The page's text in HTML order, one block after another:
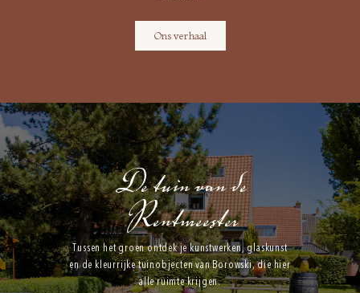
Ons verhaal
De tuin van de
Rentmeester
Tussen het groen ontdek je kunstwerken, glaskunst
en de kleurrijke tuinobjecten van Borowski, die hier
alle ruimte krijgen.